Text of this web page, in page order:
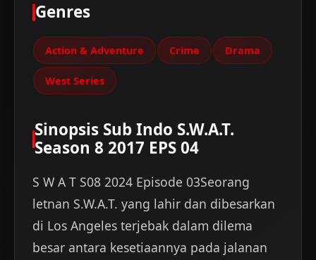
Genres
Action & Adventure Crime Drama
West Series
Sinopsis Sub Indo S.W.A.T.
Season 8 2017 EPS 04
S W A T S08 2024 Episode 03Seorang
letnan S.W.A.T. yang lahir dan dibesarkan
di Los Angeles terjebak dalam dilema
besar antara kesetiaannya pada jalanan